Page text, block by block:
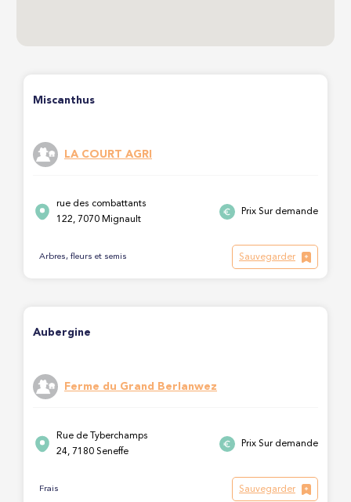
Miscanthus
LA COURT AGRI
rue des combattants
122, 7070 Mignault
Prix Sur demande
Arbres, fleurs et semis Sauvegarder
Aubergine
Ferme du Grand Berlanwez
Rue de Tyberchamps
24, 7180 Seneffe
Prix Sur demande
Frais Sauvegarder